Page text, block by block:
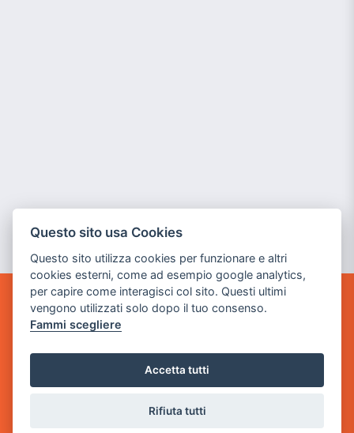
GAME WARP
BY POWER GAME SRL
via Villaggio dei Platani, 3
Questo sito usa Cookies
Questo sito utilizza cookies per funzionare e altri
cookies esterni, come ad esempio google analytics,
per capire come interagisci col sito. Questi ultimi
vengono utilizzati solo dopo il tuo consenso.
Fammi scegliere
Accetta tutti
Rifiuta tutti